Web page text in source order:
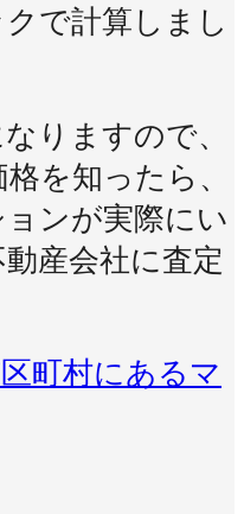
で計算しまし
りますので、
を知ったら、
ンが実際にい
産会社に査定
町村にあるマ